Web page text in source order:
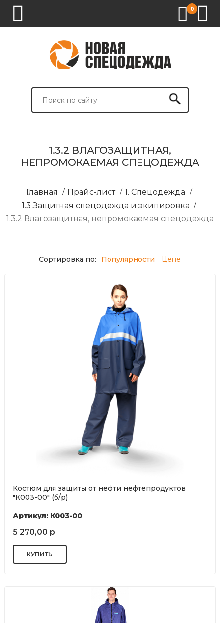
0
СПЕЦОДЕЖДА
СПЕЦОБУВЬ
СРЕДСТВА
ВСПОМОГАТЕЛЬНЫЕ
БРЕНДИРОВАНИЕ
1.3.2 ВЛАГОЗАЩИТНАЯ,
НЕПРОМОКАЕМАЯ СПЕЦОДЕЖДА
Главная / Прайс-лист / 1. Спецодежда /
1.3 Защитная спецодежда и экипировка /
1.3.2 Влагозащитная, непромокаемая спецодежда
Сортировка по: Популярности Цене
Костюм для защиты от нефти нефтепродуктов
"К003-00" (б/р)
Артикул: К003-00
5 270,00 р